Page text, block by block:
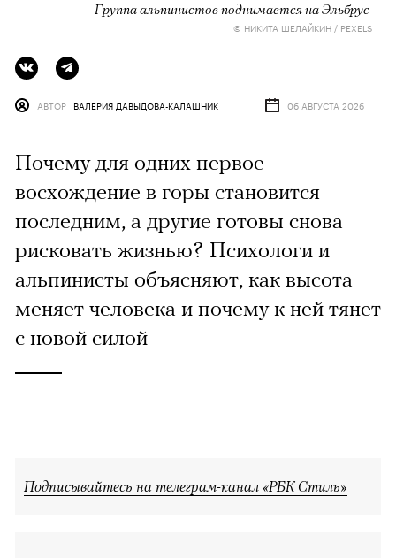
Группа альпинистов поднимается на Эльбрус
© НИКИТА ШЕЛАЙКИН / PEXELS
АВТОР ВАЛЕРИЯ ДАВЫДОВА-КАЛАШНИК 06 АВГУСТА 2026
Почему для одних первое
восхождение в горы становится
последним, а другие готовы снова
рисковать жизнью? Психологи и
альпинисты объясняют, как высота
меняет человека и почему к ней тянет
с новой силой
Подписывайтесь на телеграм-канал «РБК Стиль»